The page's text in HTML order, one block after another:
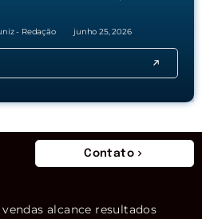
- Redação junho 25, 2026
Contato
alcance resultados